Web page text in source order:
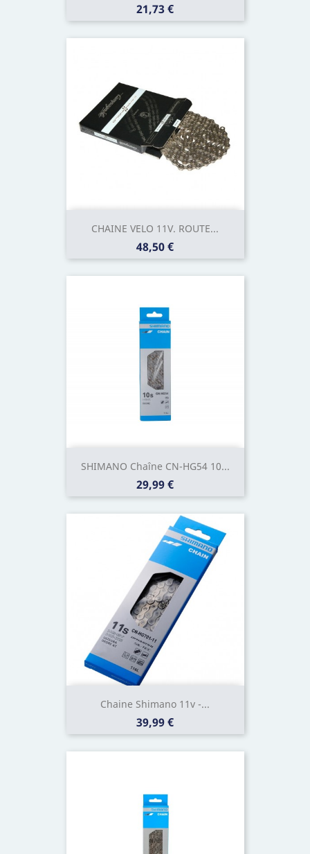
Prix
21,73 €
CHAINE VELO 11V. ROUTE...
Prix
48,50 €
SHIMANO Chaîne CN-HG54 10...
Prix
29,99 €
Chaine Shimano 11v -...
Prix
39,99 €